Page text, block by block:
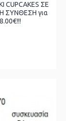
CUPCAKES ΣΕ
ΣΥΝΘΕΣΗ για